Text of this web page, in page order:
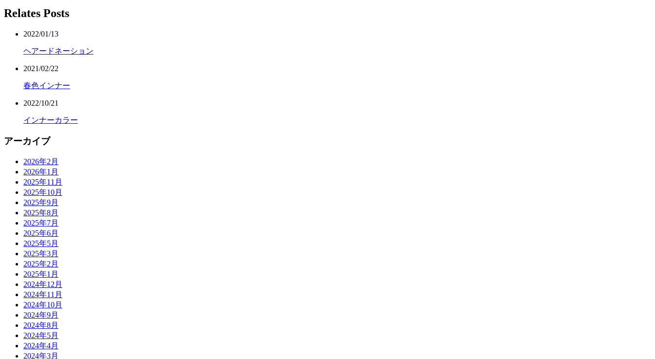
Relates Posts
2022/01/13
ヘアードネーション
2021/02/22
春色インナー
2022/10/21
インナーカラー
アーカイブ
2026年2月
2026年1月
2025年11月
2025年10月
2025年9月
2025年8月
2025年7月
2025年6月
2025年5月
2025年3月
2025年2月
2025年1月
2024年12月
2024年11月
2024年10月
2024年9月
2024年8月
2024年5月
2024年4月
2024年3月